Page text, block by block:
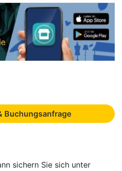
Buchungsanfrage
sichern Sie sich unter